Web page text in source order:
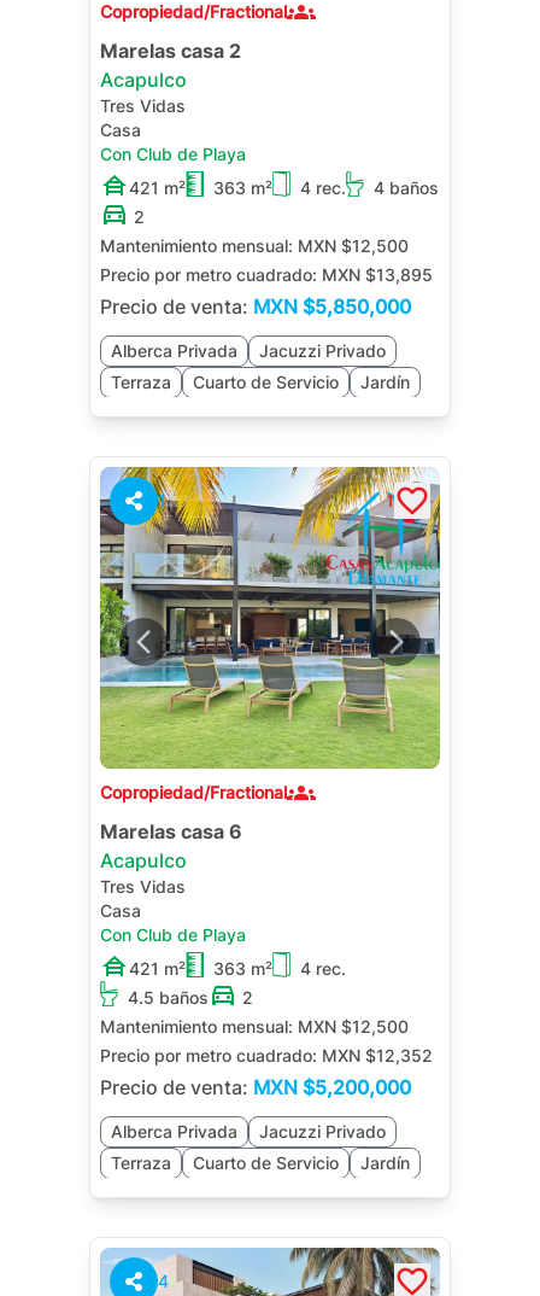
Copropiedad/Fractional
Marelas casa 2
Acapulco
Tres Vidas
Casa
Con Club de Playa
421 m²
363 m² 4 rec.
4 baños
2
Mantenimiento mensual: MXN $12,500
Precio por metro cuadrado: MXN $13,895
Precio de venta: MXN $5,850,000
Alberca Privada
Jacuzzi Privado
Terraza
Cuarto de Servicio Jardín
1 1
Copropiedad/Fractional
Marelas casa 6
Acapulco
Tres Vidas
Casa
Con Club de Playa
421 m²
363 m²
4 rec.
4.5 baños
2
Mantenimiento mensual: MXN $12,500
Precio por metro cuadrado: MXN $12,352
Precio de venta: MXN $5,200,000
Alberca Privada
Jacuzzi Privado
Terraza
Cuarto de Servicio Jardín
4